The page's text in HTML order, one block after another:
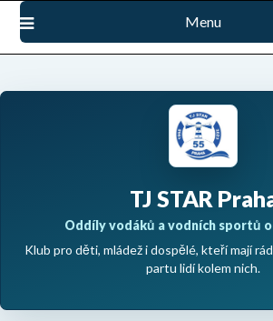
Přejdi
obsah
Menu
TJ STAR
Oddíly vodáků a vodních sportů
Klub pro děti, mládež i dospělé, kteří mají
partu lidí kolem nich.